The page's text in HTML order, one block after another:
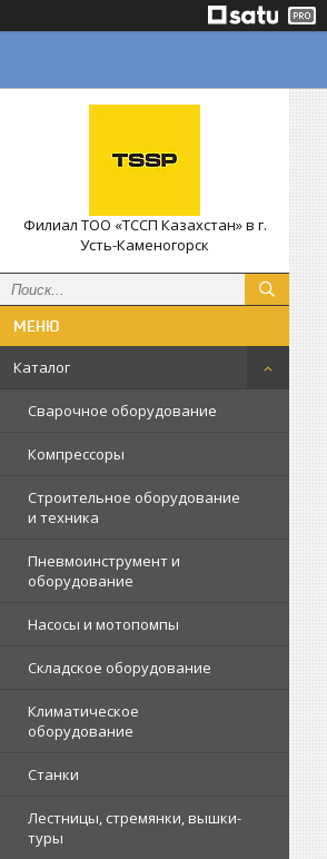
Филиал ТОО «ТССП Казахстан» в г.
Усть-Каменогорск
Каталог
Сварочное оборудование
Компрессоры
Строительное оборудование
и техника
Пневмоинструмент и
оборудование
Насосы и мотопомпы
Складское оборудование
Климатическое
оборудование
Станки
Лестницы, стремянки, вышки-
туры